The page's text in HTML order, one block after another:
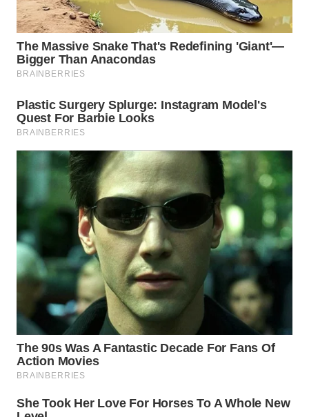
WN
SAMOSIR
WN
PADANG
WN
SUMEDANG
WN
KEPULAUAN
SERIBU
TANGERANG
WN
BINJAI
CIREBON